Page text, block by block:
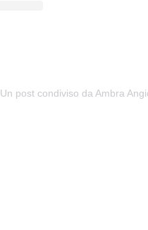
Un post condiviso da Ambra